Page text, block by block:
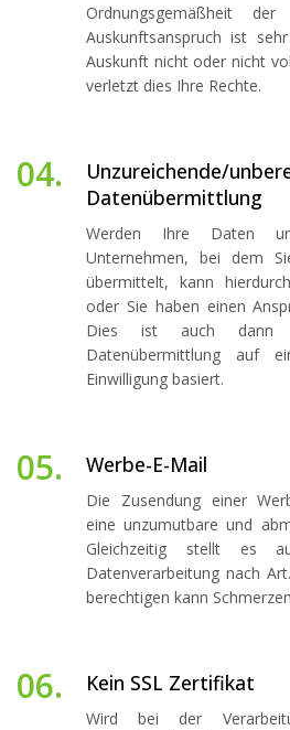
Ordnungsgemäßheit
Auskunftsanspruch ist
Auskunft nicht oder nicht
verletzt dies Ihre Rechte.
04.
Unzureichende/
Datenübermittlung
Werden Ihre Daten
Unternehmen, bei dem
übermittelt, kann
oder Sie haben einen
Dies ist auch
Datenübermittlung auf
Einwilligung basiert.
05. Werbe-E-Mail
Die Zusendung einer
eine unzumutbare und
Gleichzeitig stellt es
Datenverarbeitung nach
berechtigen kann
06. Kein SSL Zertifikat
Wird bei der